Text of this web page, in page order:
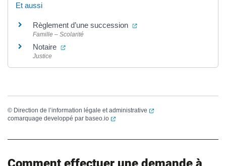
Et aussi
Règlement d’une succession (ouverture dans un nouvel
Famille – Scolarité
Notaire (ouverture dans un nouvel onglet)
Justice
© Direction de l’information légale et administrative
(ouverture dans un
comarquage developpé par baseo.io (ouverture dans un nouvel onglet)
Comment effectuer une demande à